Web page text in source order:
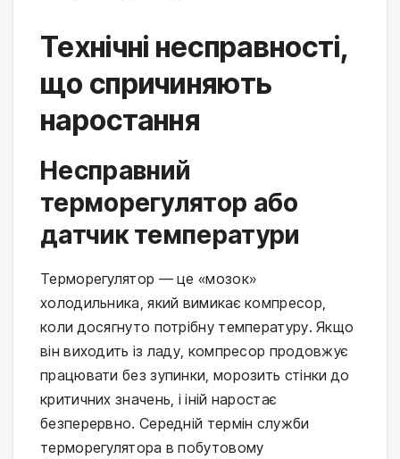
Технічні несправності,
що спричиняють
наростання
Несправний
терморегулятор або
датчик температури
Терморегулятор — це «мозок»
холодильника, який вимикає компресор,
коли досягнуто потрібну температуру. Якщо
він виходить із ладу, компресор продовжує
працювати без зупинки, морозить стінки до
критичних значень, і іній наростає
безперервно. Середній термін служби
терморегулятора в побутовому